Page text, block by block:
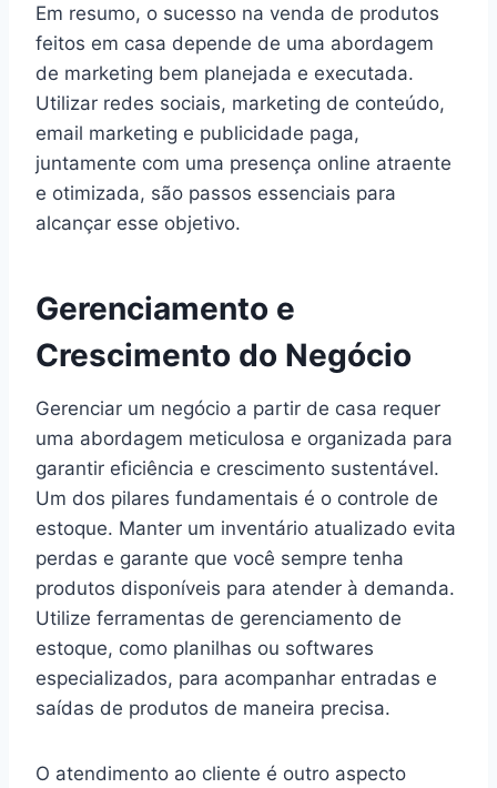
Em resumo, o sucesso na venda de produtos
feitos em casa depende de uma abordagem
de marketing bem planejada e executada.
Utilizar redes sociais, marketing de conteúdo,
email marketing e publicidade paga,
juntamente com uma presença online atraente
e otimizada, são passos essenciais para
alcançar esse objetivo.
Gerenciamento e
Crescimento do Negócio
Gerenciar um negócio a partir de casa requer
uma abordagem meticulosa e organizada para
garantir eficiência e crescimento sustentável.
Um dos pilares fundamentais é o controle de
estoque. Manter um inventário atualizado evita
perdas e garante que você sempre tenha
produtos disponíveis para atender à demanda.
Utilize ferramentas de gerenciamento de
estoque, como planilhas ou softwares
especializados, para acompanhar entradas e
saídas de produtos de maneira precisa.
O atendimento ao cliente é outro aspecto